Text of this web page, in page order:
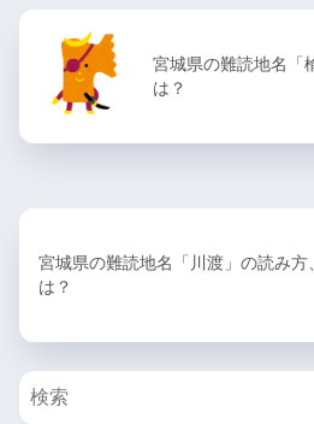
宮城県の難読地名「
は？
宮城県の難読地名「川渡」の読み方
は？